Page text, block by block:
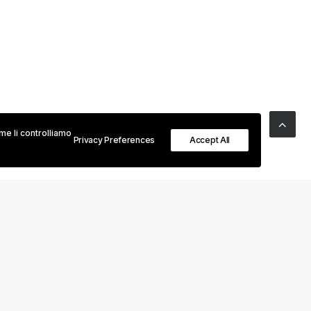
li controlliamo
Privacy Preferences Accept All